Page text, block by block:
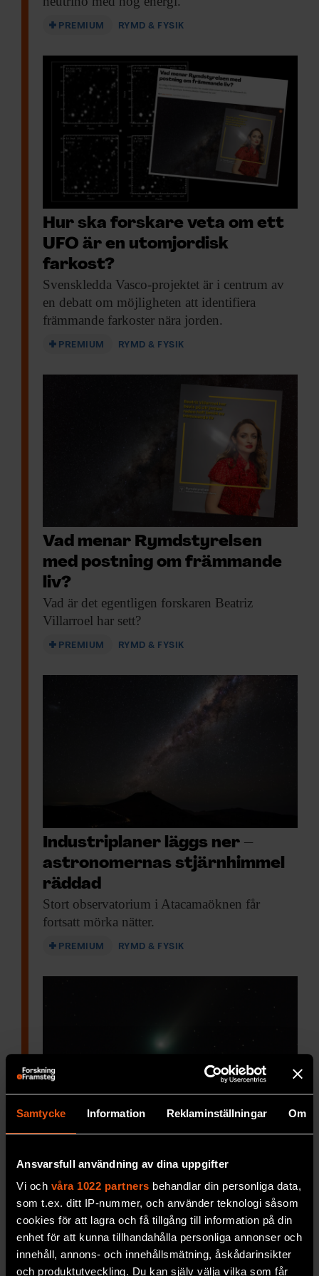
Samtycke Information Reklaminställningar Om
Ansvarsfull användning av dina uppgifter
Vi och våra 1022 partners behandlar din personliga data,
som t.ex. ditt IP-nummer, och använder teknologi såsom
cookies för att lagra och få tillgång till information på din
enhet för att kunna tillhandahålla personliga annonser och
innehåll, annons- och innehållsmätning, åskådarinsikter
och produktutveckling. Du kan själv välja vilka som får
PREMIUM RYMD & FYSIK
Hur ska forskare veta om ett
UFO är en utomjordisk
farkost?
Svenskledda Vasco-projektet är i centrum av
en debatt om möjligheten att identifiera
främmande farkoster nära jorden.
PREMIUM RYMD & FYSIK
Vad menar Rymdstyrelsen
med postning om främmande
liv?
Vad är det egentligen forskaren Beatriz
Villarroel har sett?
PREMIUM RYMD & FYSIK
Industriplaner läggs ner –
astronomernas stjärnhimmel
räddad
Stort observatorium i Atacamaöknen får
fortsatt mörka nätter.
PREMIUM RYMD & FYSIK
banor?
Astronomen Hans Rickmanpresenterar en ny
hypotes om Oorts moln.
RYMD & FYSIK